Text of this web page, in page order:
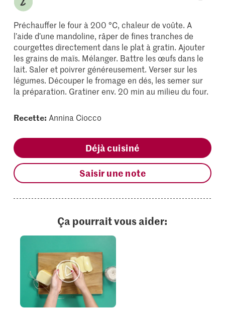
Préchauffer le four à 200 °C, chaleur de voûte. A
l’aide d’une mandoline, râper de fines tranches de
courgettes directement dans le plat à gratin. Ajouter
les grains de maïs. Mélanger. Battre les œufs dans le
lait. Saler et poivrer généreusement. Verser sur les
légumes. Découper le fromage en dés, les semer sur
la préparation. Gratiner env. 20 min au milieu du four.
Recette: Annina Ciocco
Déjà cuisiné
Saisir une note
Ça pourrait vous aider: